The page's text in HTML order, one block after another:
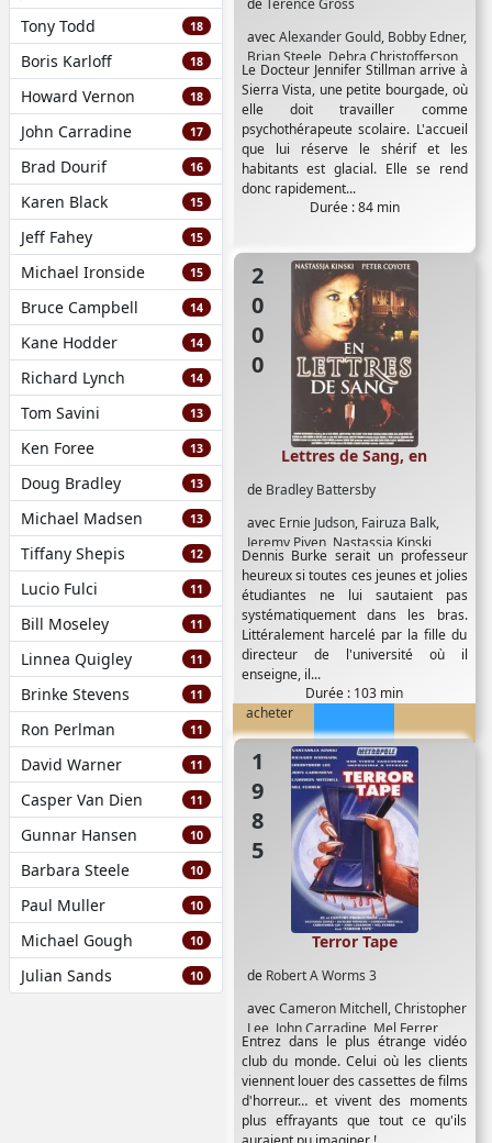
Tony Todd 18
Boris Karloff 18
Howard Vernon 18
John Carradine 17
Brad Dourif 16
Karen Black 15
Jeff Fahey 15
Michael Ironside 15
Bruce Campbell 14
Kane Hodder 14
Richard Lynch 14
Tom Savini 13
Ken Foree 13
Doug Bradley 13
Michael Madsen 13
Tiffany Shepis 12
Lucio Fulci 11
Bill Moseley 11
Linnea Quigley 11
Brinke Stevens 11
Ron Perlman 11
David Warner 11
Casper Van Dien 11
Gunnar Hansen 10
Barbara Steele 10
Paul Muller 10
Michael Gough 10
Julian Sands 10
deTerence Gross
avecAlexander Gould, Bobby Edner,
Brian Steele, Debra Christofferson,
Harry Groener,Kate Fuglei,Kathryn
Fiore,Nastassja Kinski ,Neil Vipond,
Randy Quaid
Stephen Tobolowsky
Le Docteur Jennifer Stillman arrive à
Sierra Vista, une petite bourgade, où
elle doit travailler comme
psychothérapeute scolaire. L'accueil
que lui réserve le shérif et les
habitants est glacial. Elle se rend
donc rapidement...
Durée : 84 min
2000
de Bradley Battersby
avec Ernie Judson, Fairuza Balk,
Jeremy Piven, Nastassja Kinski
Peter Coyote, Udo Kier
Lettres de Sang, en
Dennis Burke serait un professeur
heureux si toutes ces jeunes et jolies
étudiantes ne lui sautaient pas
systématiquement dans les bras.
Littéralement harcelé par la fille du
directeur de l'université où il
enseigne, il...
Durée : 103 min
acheter
1985
de Robert A Worms 3
avecCameron Mitchell,Christopher
Lee, John Carradine, Mel Ferrer,
Nastassja Kinski ,Richard Widmark
Terror Tape
Entrez dans le plus étrange vidéo
club du monde. Celui où les clients
viennent louer des cassettes de films
d'horreur… et vivent des moments
plus effrayants que tout ce qu'ils